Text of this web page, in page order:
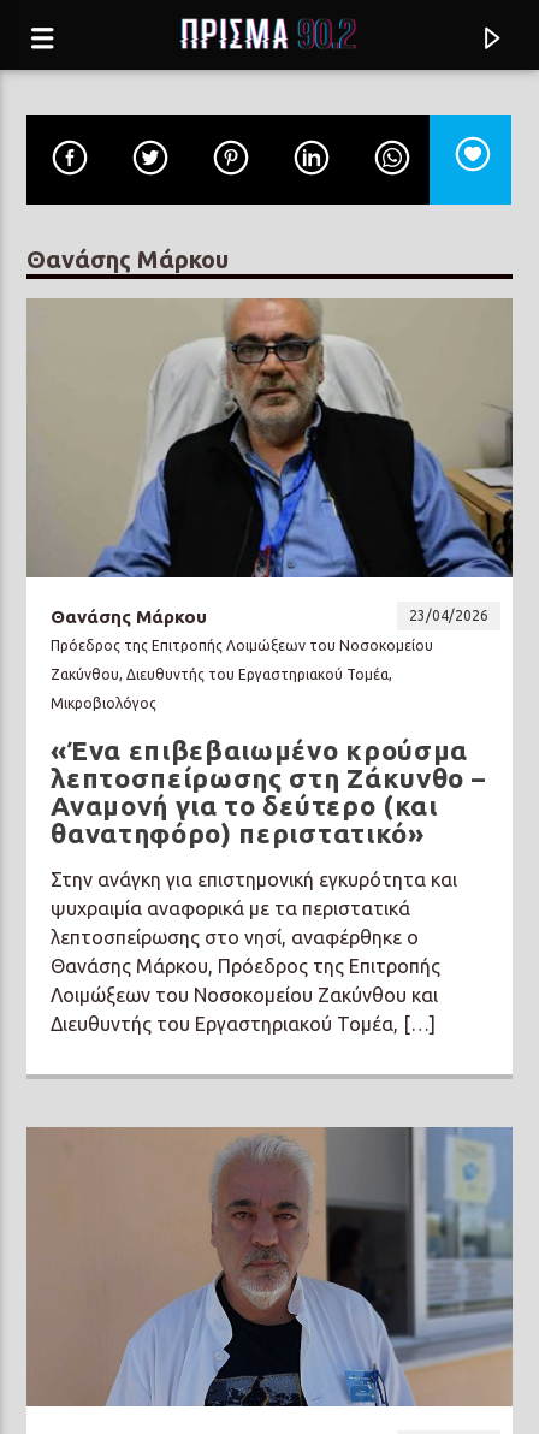
ΣΚΑΛΙ ΚΑΛΕ ΜΟΥ ΣΚΑΛΙ
ΓΙΑΝΝΗΣ ΔΗΜΗΤΡΑΣ
Prisma Radio 90,2
Θανάσης Μάρκου
Θανάσης Μάρκου
23/04/2026
Πρόεδρος της Επιτροπής Λοιμώξεων του Νοσοκομείου
Ζακύνθου, Διευθυντής του Εργαστηριακού Τομέα,
Μικροβιολόγος
«Ένα επιβεβαιωμένο κρούσμα
λεπτοσπείρωσης στη Ζάκυνθο –
Αναμονή για το δεύτερο (και
θανατηφόρο) περιστατικό»
Στην ανάγκη για επιστημονική εγκυρότητα και
ψυχραιμία αναφορικά με τα περιστατικά
λεπτοσπείρωσης στο νησί, αναφέρθηκε ο
Θανάσης Μάρκου, Πρόεδρος της Επιτροπής
Λοιμώξεων του Νοσοκομείου Ζακύνθου και
Διευθυντής του Εργαστηριακού Τομέα, […]